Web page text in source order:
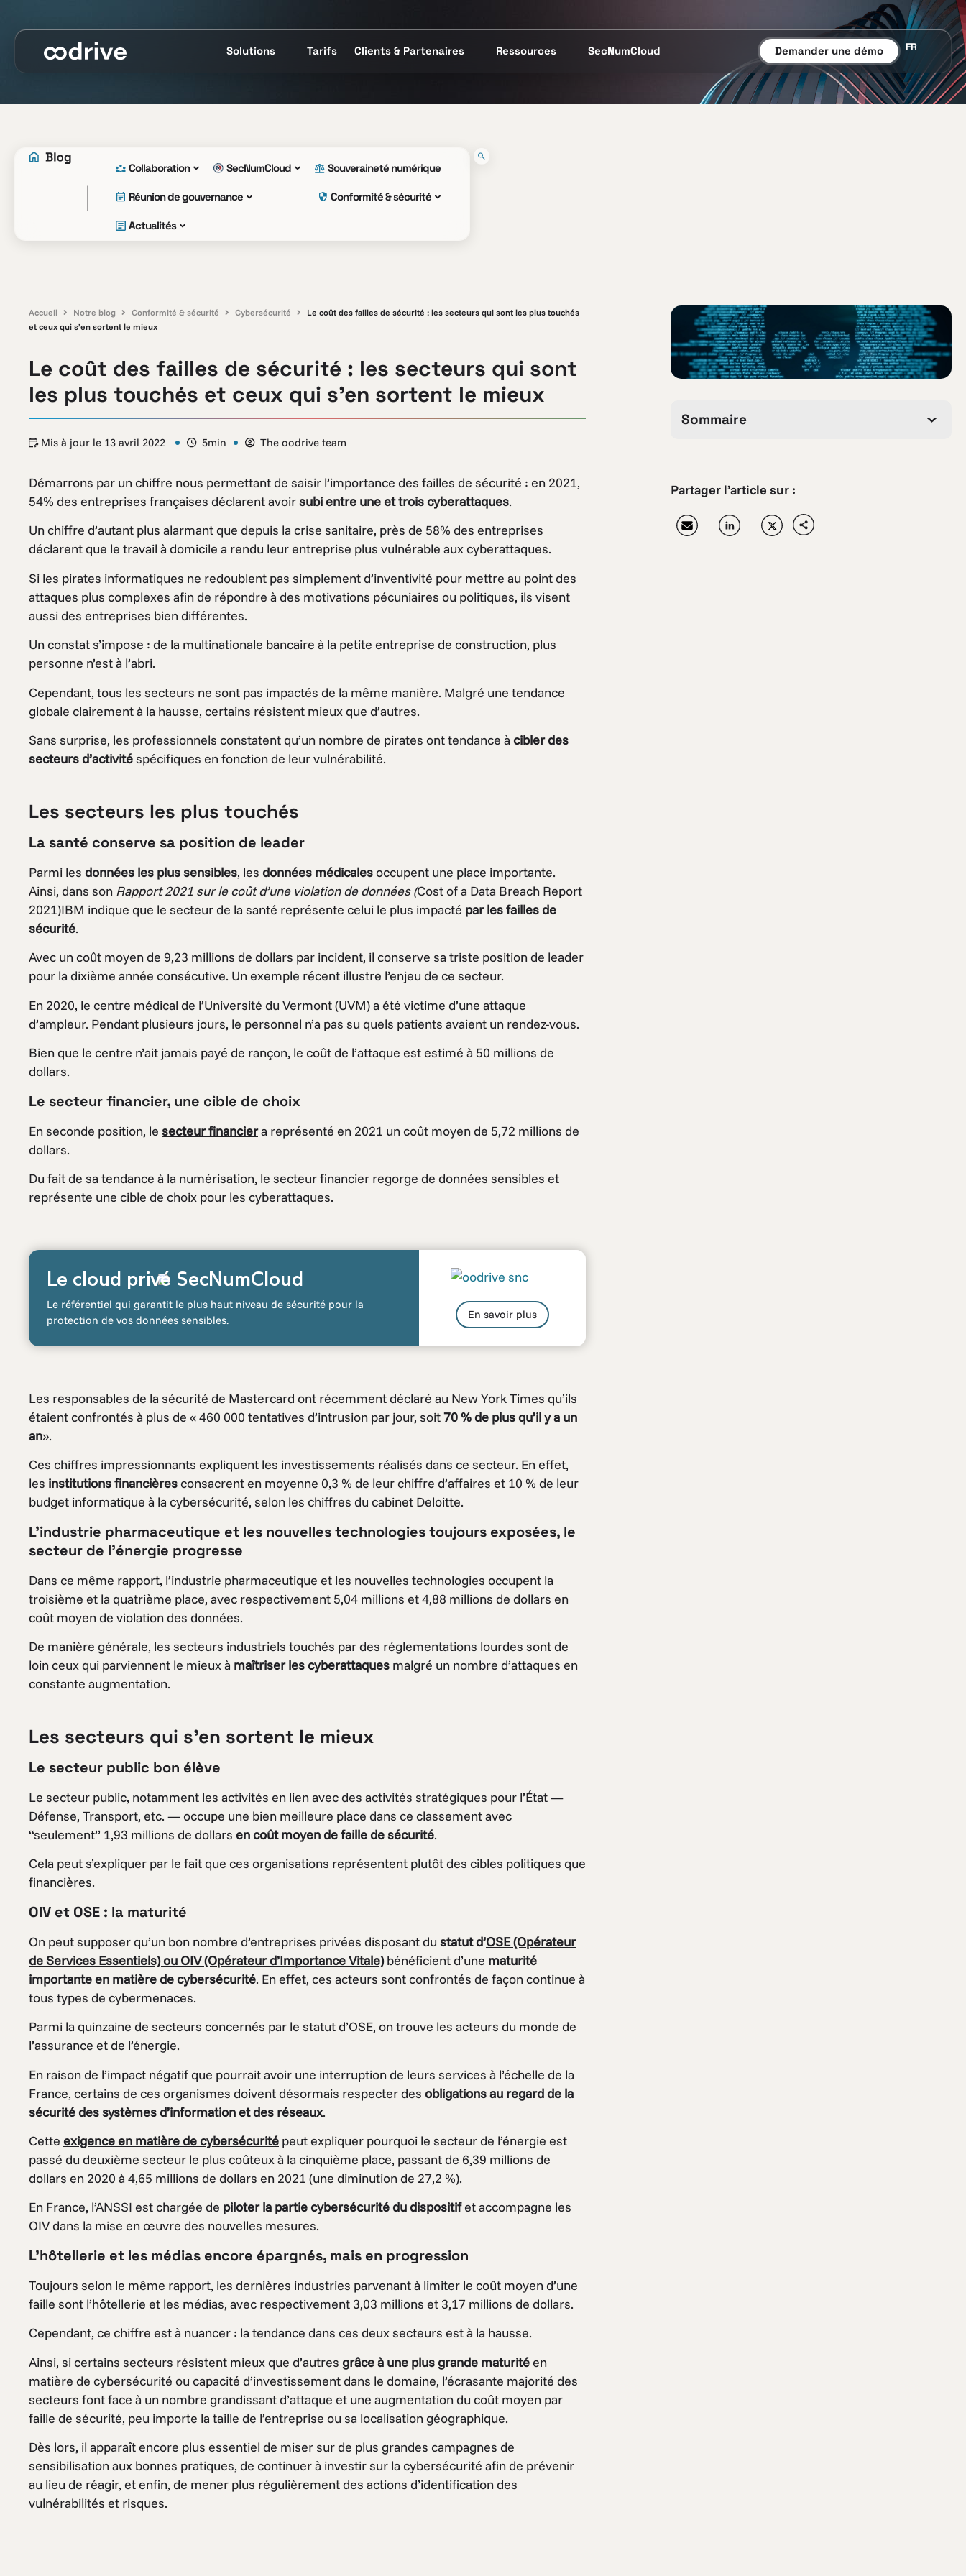
Solutions Tarifs Clients & Partenaires Ressources SecNumCloud Demander une démo FR
Collaboration SecNumCloud Souveraineté numérique
Réunion de gouvernance Conformité & sécurité
Actualités
Accueil Notre blog Conformité & sécurité Cybersécurité
Le coût des failles de sécurité : les secteurs qui sont les plus touchés
et ceux qui s’en sortent le mieux
Le coût des failles de sécurité : les secteurs qui sont
les plus touchés et ceux qui s’en sortent le mieux
Mis à jour le 13 avril 2022 5min The oodrive team
Démarrons par un chiffre nous permettant de saisir l’importance des failles de sécurité : en 2021,
54% des entreprises françaises déclarent avoirsubi entre une et trois cyberattaques.
Un chiffre d’autant plus alarmant que depuis la crise sanitaire, près de 58% des entreprises
déclarent que le travail à domicile a rendu leur entreprise plus vulnérable aux cyberattaques.
Si les pirates informatiques ne redoublent pas simplement d’inventivité pour mettre au point des
attaques plus complexes afin de répondre à des motivations pécuniaires ou politiques, ils visent
aussi des entreprises bien différentes.
Un constat s’impose : de la multinationale bancaire à la petite entreprise de construction, plus
personne n’est à l’abri.
Cependant, tous les secteurs ne sont pas impactés de la même manière. Malgré une tendance
globale clairement à la hausse, certains résistent mieux que d’autres.
Sans surprise, les professionnels constatent qu’un nombre de pirates ont tendance à cibler des
secteurs d’activitéspécifiques en fonction de leur vulnérabilité.
Les secteurs les plus touchés
La santé conserve sa position de leader
Parmi les données les plus sensibles, les données médicalesoccupent une place importante.
Ainsi, dans son Rapport 2021 sur le coût d’une violation de données (Cost of a Data Breach Report
2021)IBM indique que le secteur de la santé représente celui le plus impacté par les failles de
sécurité.
Avec un coût moyen de 9,23 millions de dollars par incident, il conserve sa triste position de leader
pour la dixième année consécutive. Un exemple récent illustre l’enjeu de ce secteur.
En 2020, le centre médical de l’Université du Vermont (UVM) a été victime d’une attaque
d’ampleur. Pendant plusieurs jours, le personnel n’a pas su quels patients avaient un rendez-vous.
Bien que le centre n’ait jamais payé de rançon, le coût de l’attaque est estimé à 50 millions de
dollars.
Le secteur financier, une cible de choix
En seconde position, le secteur financiera représenté en 2021 un coût moyen de 5,72 millions de
dollars.
Du fait de sa tendance à la numérisation, le secteur financier regorge de données sensibles et
représente une cible de choix pour les cyberattaques.
Le cloud privé SecNumCloud
Le référentiel qui garantit le plus haut niveau de sécurité pour la
protection de vos données sensibles.
En savoir plus
Les responsables de la sécurité de Mastercard ont récemment déclaré au New York Times qu’ils
étaient confrontés à plus de « 460 000 tentatives d’intrusion par jour, soit70 % de plus qu’il y a un
an».
Ces chiffres impressionnants expliquent les investissements réalisés dans ce secteur. En effet,
les institutions financièresconsacrent en moyenne 0,3 % de leur chiffre d’affaires et 10 % de leur
budget informatique à la cybersécurité, selon les chiffres du cabinet Deloitte.
L’industrie pharmaceutique et les nouvelles technologies toujours exposées, le
secteur de l’énergie progresse
Dans ce même rapport, l’industrie pharmaceutique et les nouvelles technologies occupent la
troisième et la quatrième place, avec respectivement 5,04 millions et 4,88 millions de dollars en
coût moyen de violation des données.
De manière générale, les secteurs industriels touchés par des réglementations lourdes sont de
loin ceux qui parviennent le mieux à maîtriser les cyberattaques malgré un nombre d’attaques en
constante augmentation.
Les secteurs qui s’en sortent le mieux
Le secteur public bon élève
Le secteur public, notamment les activités en lien avec des activités stratégiques pour l’État —
Défense, Transport, etc.­ — occupe une bien meilleure place dans ce classement avec
“seulement” 1,93 millions de dollars en coût moyen de faille de sécurité.
Cela peut s’expliquer par le fait que ces organisations représentent plutôt des cibles politiques que
financières.
OIV et OSE : la maturité
On peut supposer qu’un bon nombre d’entreprises privées disposant du statut d’OSE(Opérateur
de Services Essentiels) ou OIV(Opérateur d’Importance Vitale)bénéficient d’une maturité
importante en matière de cybersécurité. En effet, ces acteurs sont confrontés de façon continue à
tous types de cybermenaces.
Parmi la quinzaine de secteurs concernés par le statut d’OSE, on trouve les acteurs du monde de
l’assurance et de l’énergie.
En raison de l’impact négatif que pourrait avoir une interruption de leurs services à l’échelle de la
France, certains de ces organismes doivent désormais respecter des obligations au regard de la
sécurité des systèmes d’information et des réseaux.
Cette exigence en matière de cybersécurité peut expliquer pourquoi le secteur de l’énergie est
passé du deuxième secteur le plus coûteux à la cinquième place, passant de 6,39 millions de
dollars en 2020 à 4,65 millions de dollars en 2021 (une diminution de 27,2 %).
En France, l’ANSSI est chargée de piloter la partie cybersécurité du dispositifet accompagne les
OIV dans la mise en œuvre des nouvelles mesures.
L’hôtellerie et les médias encore épargnés, mais en progression
Toujours selon le même rapport, les dernières industries parvenant à limiter le coût moyen d’une
faille sont l’hôtellerie et les médias, avec respectivement 3,03 millions et 3,17 millions de dollars.
Cependant, ce chiffre est à nuancer : la tendance dans ces deux secteurs est à la hausse.
Ainsi, si certains secteurs résistent mieux que d’autres grâce à une plus grande maturitéen
matière de cybersécurité ou capacité d’investissement dans le domaine, l’écrasante majorité des
secteurs font face à un nombre grandissant d’attaque et une augmentation du coût moyen par
faille de sécurité, peu importe la taille de l’entreprise ou sa localisation géographique.
Dès lors, il apparaît encore plus essentiel de miser sur de plus grandes campagnes de
sensibilisation aux bonnes pratiques, de continuer à investir sur la cybersécurité afin de prévenir
au lieu de réagir, et enfin, de mener plus régulièrement des actions d’identification des
vulnérabilités et risques.
Sommaire
Partager l’article sur :